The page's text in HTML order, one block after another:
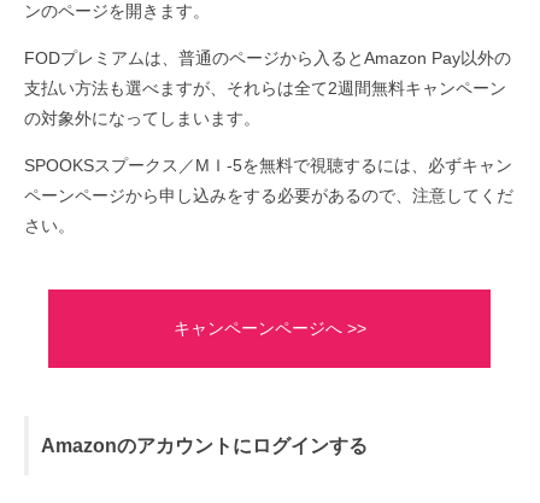
ンのページを開きます。
FODプレミアムは、普通のページから入るとAmazon Pay以外の
支払い方法も選べますが、それらは全て2週間無料キャンペーン
の対象外になってしまいます。
SPOOKSスプークス／MＩ-5を無料で視聴するには、必ずキャン
ペーンページから申し込みをする必要があるので、注意してくだ
さい。
キャンペーンページへ >>
Amazonのアカウントにログインする